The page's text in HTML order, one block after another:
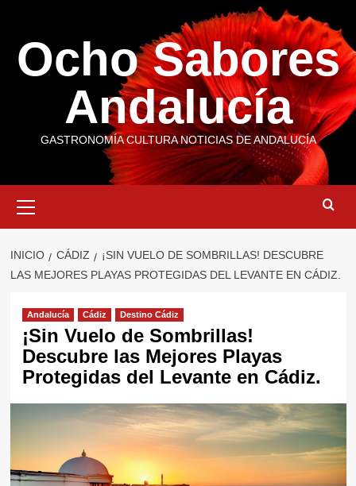
contenido
Ocho Sabores
Andalucía
GASTRONOMÍA CULTURA NOTICIAS DE ANDALUCÍA
primario
INICIO CÁDIZ
¡SIN VUELO DE SOMBRILLAS! DESCUBRE
LAS MEJORES PLAYAS PROTEGIDAS DEL LEVANTE EN CÁDIZ.
Andalucía Cádiz Destino Cádiz
¡Sin Vuelo de Sombrillas!
Descubre las Mejores Playas
Protegidas del Levante en Cádiz.